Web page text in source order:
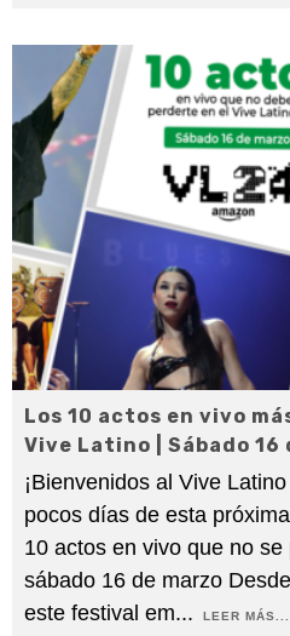
Los 10 actos en vivo
Vive Latino | Sábado 16
¡Bienvenidos al Vive
pocos días de esta
10 actos en vivo que no
sábado 16 de marzo
este festival em... LEER MÁS...